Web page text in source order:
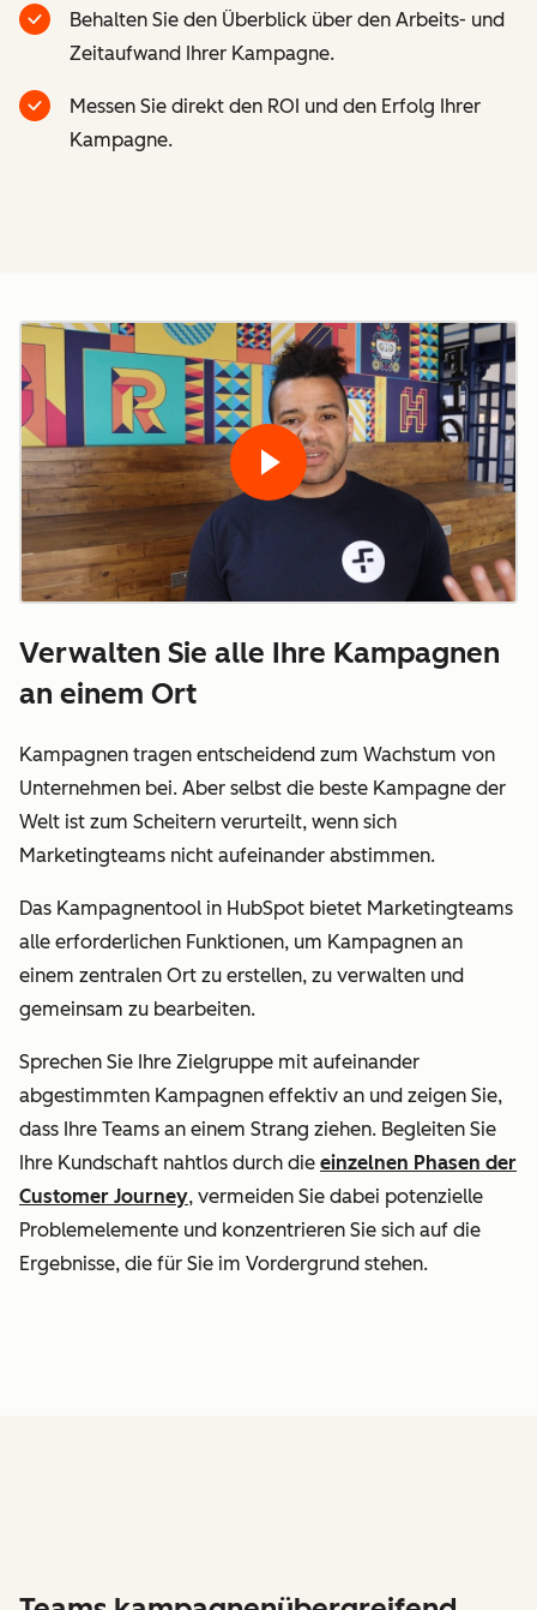
Behalten Sie den Überblick über den Arbeits- und
Zeitaufwand Ihrer Kampagne.
Messen Sie direkt den ROI und den Erfolg Ihrer
Kampagne.
Verwalten Sie alle Ihre Kampagnen
an einem Ort
Kampagnen tragen entscheidend zum Wachstum von
Unternehmen bei. Aber selbst die beste Kampagne der
Welt ist zum Scheitern verurteilt, wenn sich
Marketingteams nicht aufeinander abstimmen.
Das Kampagnentool in HubSpot bietet Marketingteams
alle erforderlichen Funktionen, um Kampagnen an
einem zentralen Ort zu erstellen, zu verwalten und
gemeinsam zu bearbeiten.
Sprechen Sie Ihre Zielgruppe mit aufeinander
abgestimmten Kampagnen effektiv an und zeigen Sie,
dass Ihre Teams an einem Strang ziehen. Begleiten Sie
Ihre Kundschaft nahtlos durch die einzelnen Phasen der
Customer Journey, vermeiden Sie dabei potenzielle
Problemelemente und konzentrieren Sie sich auf die
Ergebnisse, die für Sie im Vordergrund stehen.